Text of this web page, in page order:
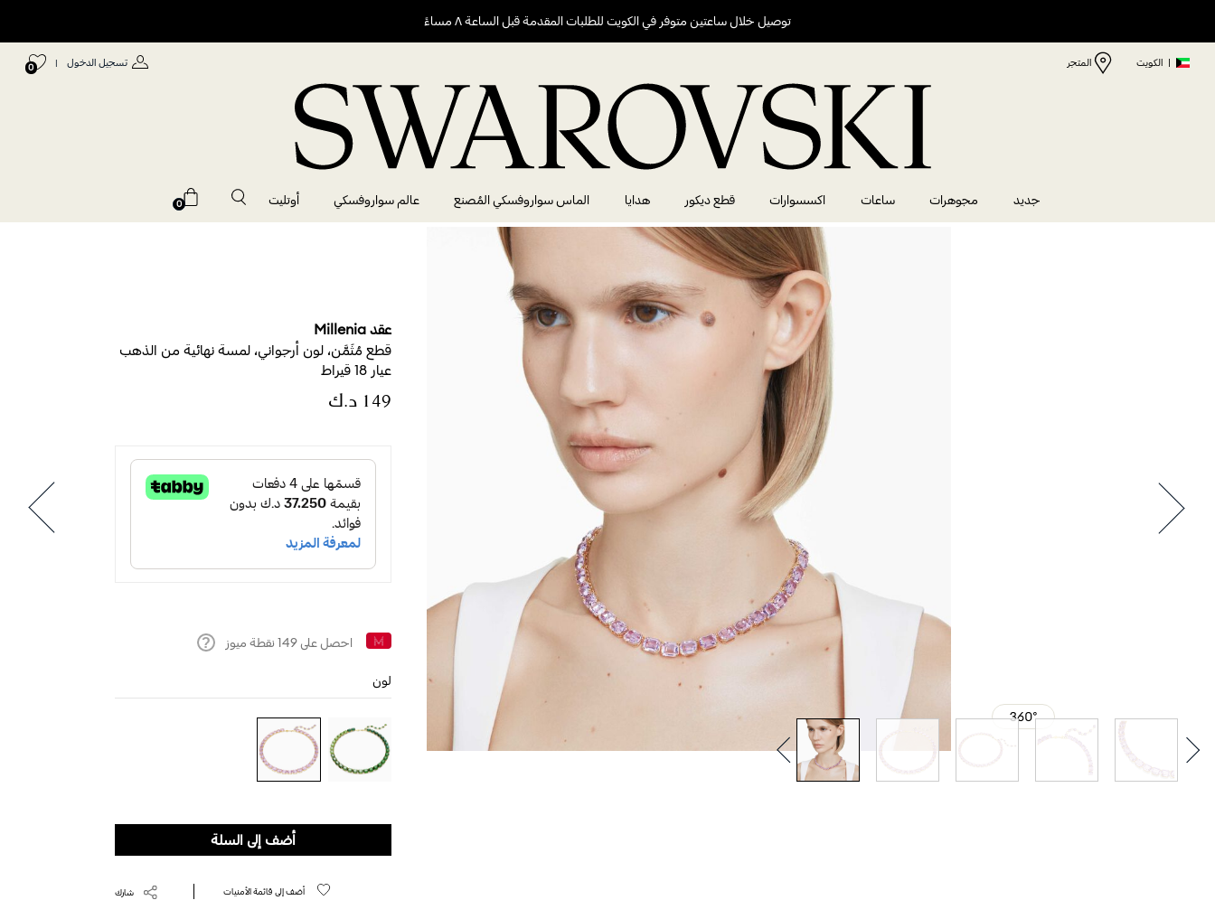
توصيل خلال ساعتين متوفر في الكويت للطلبات المقدمة قبل الساعة ٨ مساءً
| الكويت المتجر تسجيل الدخول |
0
جديد مجوهرات ساعات اكسسوارات قطع ديكور هدايا الماس سواروفسكي المُصنع عالم سواروفسكي أوتليت 0
عقد Millenia
قطع مُثَمَّن، لون أرجواني، لمسة نهائية من الذهب
عيار 18 قيراط
احصل على 149 نقطة ميوز
لون
أضف إلى السلة
أضف إلى قائمة الأمنيات شارك